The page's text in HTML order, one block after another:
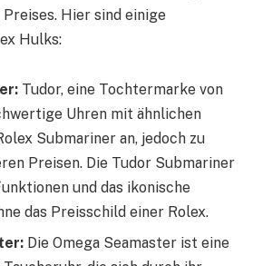
Hier sind einige
Hulks:
Tudor, eine Tochtermarke von
Uhren mit ähnlichen
Submariner an, jedoch zu
Preisen. Die Tudor Submariner
und das ikonische
das Preisschild einer Rolex.
Die Omega Seamaster ist eine